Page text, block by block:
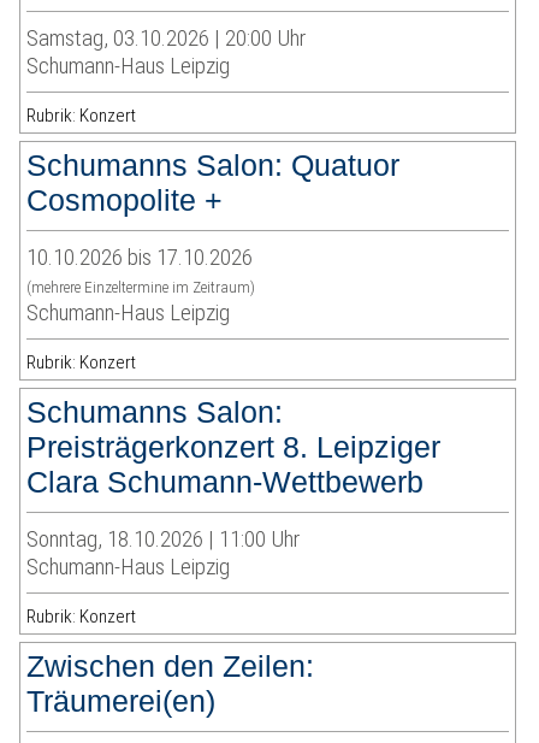
Samstag, 03.10.2026 | 20:00 Uhr
Schumann-Haus Leipzig
Rubrik: Konzert
Schumanns Salon: Quatuor
Cosmopolite +
10.10.2026 bis 17.10.2026
(mehrere Einzeltermine im Zeitraum)
Schumann-Haus Leipzig
Rubrik: Konzert
Schumanns Salon:
Preisträgerkonzert 8. Leipziger
Clara Schumann-Wettbewerb
Sonntag, 18.10.2026 | 11:00 Uhr
Schumann-Haus Leipzig
Rubrik: Konzert
Zwischen den Zeilen:
Träumerei(en)